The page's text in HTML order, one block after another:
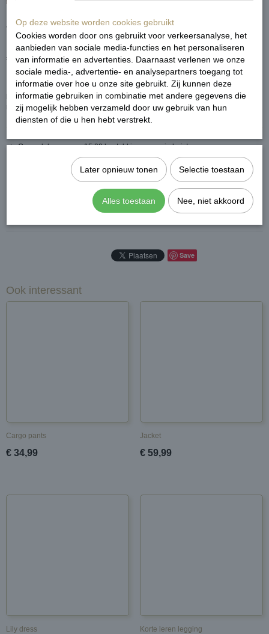
Vera broderie dress
€ 39,99 (inclusief btw 21%)
Pasvorm: one size past maatje S en M. Ons model is 168 cm lang en draagt
normaal maatje M.
★ Op werkdagen voor 15.00 besteld is morgen in huis!
★ Zending via Post NL
★ Niet goed? Geld terug
Save
Ook interessant
Cargo pants
€ 34,99
Jacket
€ 59,99
Lily dress Korte leren legging
Op deze website worden cookies gebruikt
Cookies worden door ons gebruikt voor verkeersanalyse, het
aanbieden van sociale media-functies en het personaliseren
van informatie en advertenties. Daarnaast verlenen we onze
sociale media-, advertentie- en analysepartners toegang tot
informatie over hoe u onze site gebruikt. Zij kunnen deze
informatie gebruiken in combinatie met andere gegevens die
zij mogelijk hebben verzameld door uw gebruik van hun
diensten of die u hen hebt verstrekt.
Later opnieuw tonen Selectie toestaan
Alles toestaan Nee, niet akkoord